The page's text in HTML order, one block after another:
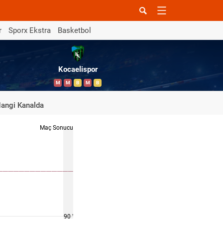
Sporx Ekstra Basketbol
Kocaelispor
M M B M B
Kanalda
Maç Sonucu
90 '